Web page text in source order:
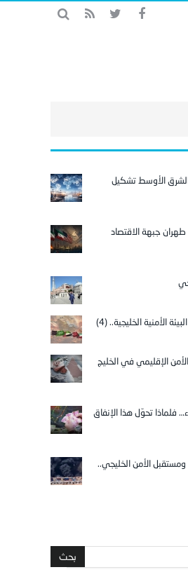
الشرق الأوسط تشكيل
جبهة الاقتصاد
الأمنية الخليجية.. (4)
الإقليمي في الخليج
فلماذا تحوّل هذا الإنفاق
ومستقبل الأمن الخليجي..